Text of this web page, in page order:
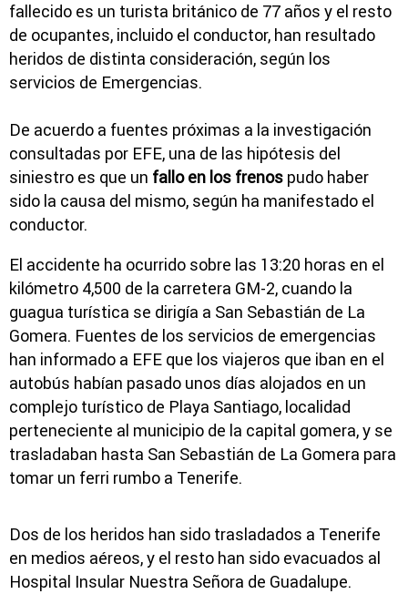
fallecido es un turista británico de 77 años y el resto
de ocupantes, incluido el conductor, han resultado
heridos de distinta consideración, según los
servicios de Emergencias.
De acuerdo a fuentes próximas a la investigación
consultadas por EFE, una de las hipótesis del
siniestro es que un fallo en los frenos pudo haber
sido la causa del mismo, según ha manifestado el
conductor.
El accidente ha ocurrido sobre las 13:20 horas en el
kilómetro 4,500 de la carretera GM-2, cuando la
guagua turística se dirigía a San Sebastián de La
Gomera. Fuentes de los servicios de emergencias
han informado a EFE que los viajeros que iban en el
autobús habían pasado unos días alojados en un
complejo turístico de Playa Santiago, localidad
perteneciente al municipio de la capital gomera, y se
trasladaban hasta San Sebastián de La Gomera para
tomar un ferri rumbo a Tenerife.
Dos de los heridos han sido trasladados a Tenerife
en medios aéreos, y el resto han sido evacuados al
Hospital Insular Nuestra Señora de Guadalupe.